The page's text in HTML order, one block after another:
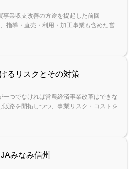
業収支改善の方途を提起した前回
指導・直売・利用・加工事業も含めた営
るリスクとその対策
つでなければ営農経済事業改革はできな
販路を開拓しつつ、事業リスク・コストを
みなみ信州